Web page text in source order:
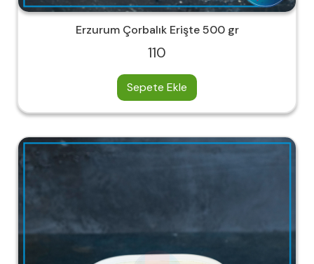
Erzurum Çorbalık Erişte 500 gr
110
Sepete Ekle